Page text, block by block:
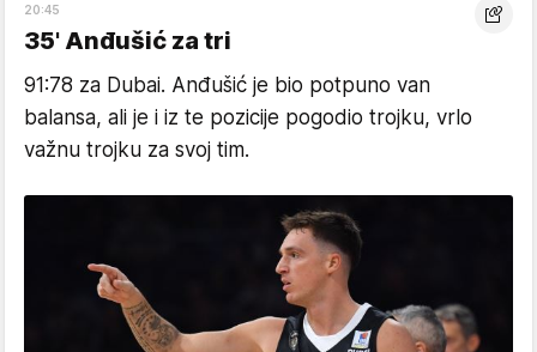
20:45
35' Anđušić za tri
91:78 za Dubai. Anđušić je bio potpuno van
balansa, ali je i iz te pozicije pogodio trojku, vrlo
važnu trojku za svoj tim.